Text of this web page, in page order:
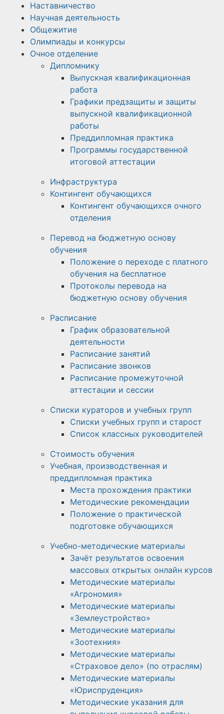
Наставничество
Научная деятельность
Общежитие
Олимпиады и конкурсы
Очное отделение
Дипломнику
Выпускная квалификационная
работа
Графики предзащиты и защиты
выпускной квалификационной
работы
Преддипломная практика
Программы государственной
итоговой аттестации
Инфраструктура
Контингент обучающихся
Контингент обучающихся очного
отделения
Перевод на бюджетную основу
обучения
Положение о переходе с платного
обучения на бесплатное
Протоколы перевода на
бюджетную основу обучения
Расписание
График образовательной
деятельности
Расписание занятий
Расписание звонков
Расписание промежуточной
аттестации и сессии
Списки кураторов и учебных групп
Списки учебных групп и старост
Список классных руководителей
Стоимость обучения
Учебная, производственная и
преддипломная практика
Места прохождения практики
Методические рекомендации
Положение о практической
подготовке обучающихся
Учебно-методические материалы
Зачёт результатов освоения
массовых открытых онлайн курсов
Методические материалы
«Агрономия»
Методические материалы
«Землеустройство»
Методические материалы
«Зоотехния»
Методические материалы
«Страховое дело» (по отраслям)
Методические материалы
«Юриспруденция»
Методические указания для